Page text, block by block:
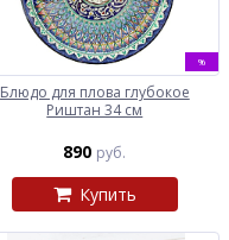
%
Блюдо для плова глубокое
Риштан 34 см
890 руб.
Купить